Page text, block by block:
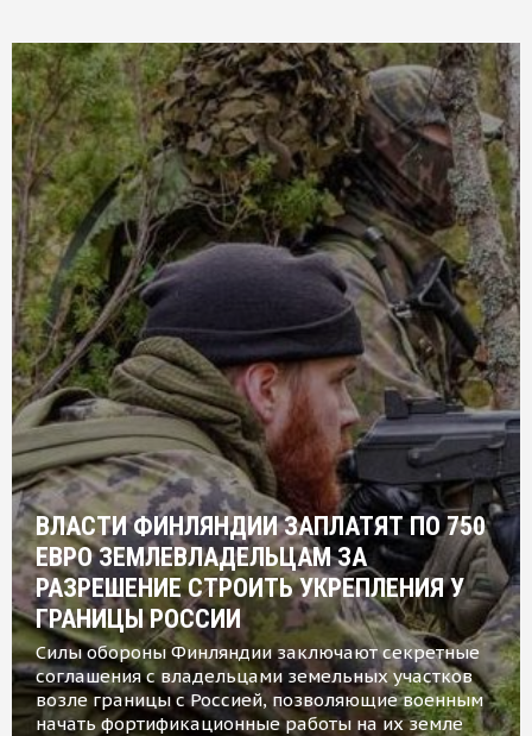
ВЛАСТИ ФИНЛЯНДИИ ЗАПЛАТЯТ ПО 750
ЕВРО ЗЕМЛЕВЛАДЕЛЬЦАМ ЗА
РАЗРЕШЕНИЕ СТРОИТЬ УКРЕПЛЕНИЯ У
ГРАНИЦЫ РОССИИ
Силы обороны Финляндии заключают секретные
соглашения с владельцами земельных участков
возле границы с Россией, позволяющие военным
начать фортификационные работы на их земле